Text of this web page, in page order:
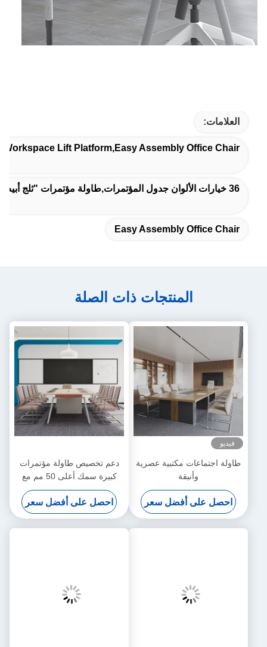
العلامات:
Lift Platform,Easy Assembly Office Chair
36 خيارات الألوان جدول المؤتمرات,طاولة مؤتمرات "ثلج أبيض",طاولة مؤتمرات المعادن الحديثة
Easy Assembly Office Chair
المنتجات ذات الصلة
فيديو
طاولة اجتماعات مكتبية عصرية
وأنيقة
احصل على أفضل سعر
دعم تخصيص طاولة مؤتمرات
كبيرة سمك أعلى 50 مم مع
منافذ الطاقة الداخلية وصندوق
الكابلات
احصل على أفضل سعر